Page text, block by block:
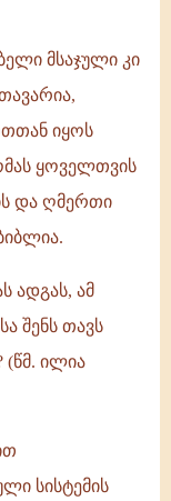
მსაჯული კი
იყოს
ყოველთვის
და ღმერთი
ადგას, ამ
შენს თავს
(წმ. ილია
სისტემის